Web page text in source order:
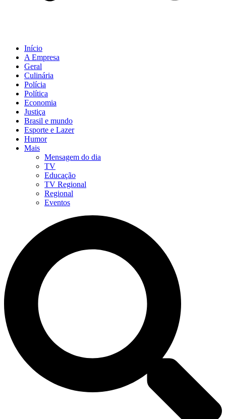
Início
A Empresa
Geral
Culinária
Polícia
Política
Economia
Justiça
Brasil e mundo
Esporte e Lazer
Humor
Mais
Mensagem do dia
TV
Educação
TV Regional
Regional
Eventos